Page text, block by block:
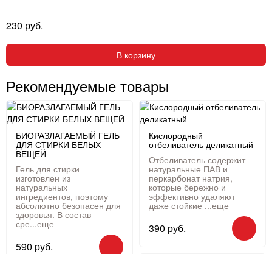
230 руб.
В корзину
Рекомендуемые товары
БИОРАЗЛАГАЕМЫЙ ГЕЛЬ
ДЛЯ СТИРКИ БЕЛЫХ
ВЕЩЕЙ
Гель для стирки
изготовлен из
натуральных
ингредиентов, поэтому
абсолютно безопасен для
здоровья. В состав
сре...еще
590 руб.
Кислородный
отбеливатель деликатный
Отбеливатель содержит
натуральные ПАВ и
перкарбонат натрия,
которые бережно и
эффективно удаляют
даже стойкие ...еще
390 руб.